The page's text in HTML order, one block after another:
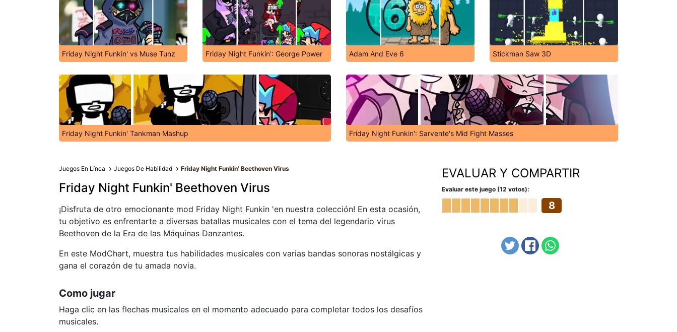
Friday Night Funkin' vs Muse Tunz Friday Night Funkin': George Power Adam And Eve 6 Stickman Saw 3D
Friday Night Funkin' Tankman Mashup Friday Night Funkin': Sarvente's Mid Fight Masses
Juegos En Línea Juegos De Habilidad Friday Night Funkin' Beethoven Virus
Friday Night Funkin' Beethoven Virus
¡Disfruta de otro emocionante mod Friday Night Funkin 'en nuestra colección! En esta ocasión,
tu objetivo es enfrentarte a diversas batallas musicales con el tema del legendario virus
Beethoven de la Era de las Máquinas Danzantes.
En este ModChart, muestra tus habilidades musicales con varias bandas sonoras nostálgicas y
gana el corazón de tu amada novia.
Como jugar
Haga clic en las flechas musicales en el momento adecuado para completar todos los desafíos
musicales.
EVALUAR Y COMPARTIR
Evaluar este juego (12 votos):
8